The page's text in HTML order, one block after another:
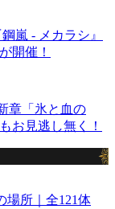
嵐 - メカラシ』
開催！
章「氷と血の
お見逃し無く！
場所｜全121体